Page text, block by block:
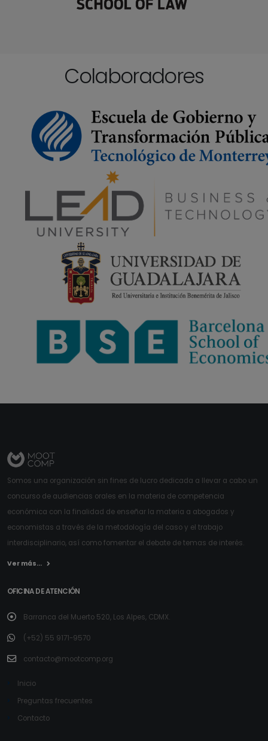
Colaboradores
Somos una organización sin fines de lucro dedicada a llevar a cabo un
concurso de audiencias orales en la materia de competencia
económica con la finalidad de enseñar la materia a abogados y
economistas a través de la metodología del caso y el trabajo
interdisciplinario, así como fomentar el debate de temas de interés.
Ver más...
OFICINA DE ATENCIÓN
Barranca del Muerto 520, Los Alpes, CDMX.
(+52) 55 9171-9570
contacto@mootcomp.org
Inicio
Preguntas frecuentes
Contacto